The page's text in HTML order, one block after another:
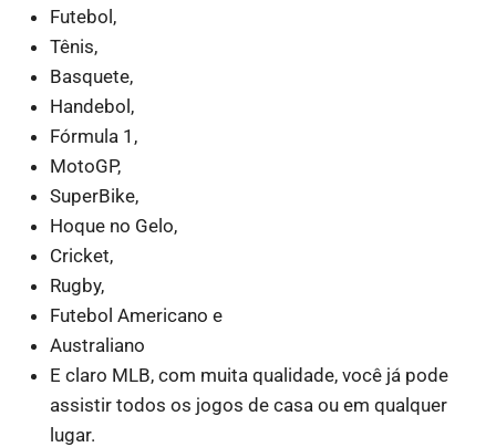
Futebol,
Tênis,
Basquete,
Handebol,
Fórmula 1,
MotoGP,
SuperBike,
Hoque no Gelo,
Cricket,
Rugby,
Futebol Americano e
Australiano
E claro MLB, com muita qualidade, você já pode
assistir todos os jogos de casa ou em qualquer
lugar.